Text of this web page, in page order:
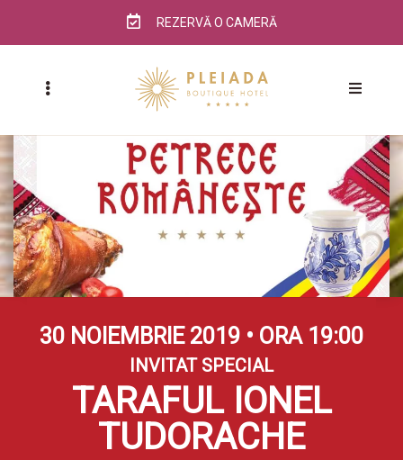
REZERVĂ O CAMERĂ
30 NOIEMBRIE 2019 • ORA 19:00
INVITAT SPECIAL
TARAFUL IONEL
TUDORACHE